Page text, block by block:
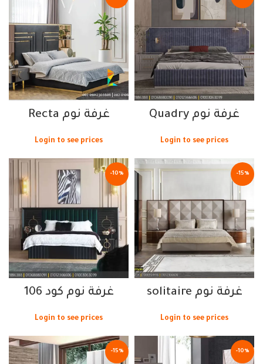
غرفة نوم Quadry
Login to see prices
غرفة نوم Recta
Login to see prices
-15%
غرفة نوم solitaire
Login to see prices
-10%
غرفة نوم كود 106
Login to see prices
-10%
-15%